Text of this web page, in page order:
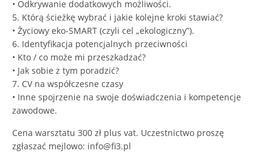
• Odkrywanie dodatkowych możliwości.
5. Którą ścieżkę wybrać i jakie kolejne kroki stawiać?
• Życiowy eko-SMART (czyli cel „ekologiczny”).
6. Identyfikacja potencjalnych przeciwności
• Kto / co może mi przeszkadzać?
• Jak sobie z tym poradzić?
7. CV na współczesne czasy
• Inne spojrzenie na swoje doświadczenia i kompetencje
zawodowe.
Cena warsztatu 300 zł plus vat. Uczestnictwo proszę
zgłaszać mejlowo: info@fi3.pl